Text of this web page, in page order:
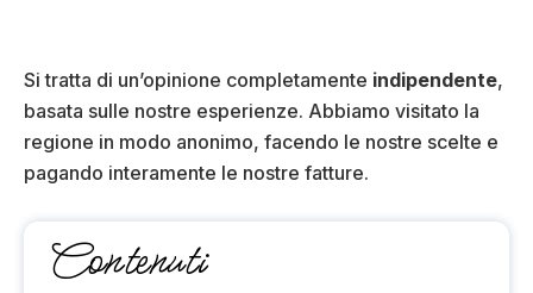
Si tratta di un’opinione completamente indipendente,
basata sulle nostre esperienze. Abbiamo visitato la
regione in modo anonimo, facendo le nostre scelte e
pagando interamente le nostre fatture.
Contenuti